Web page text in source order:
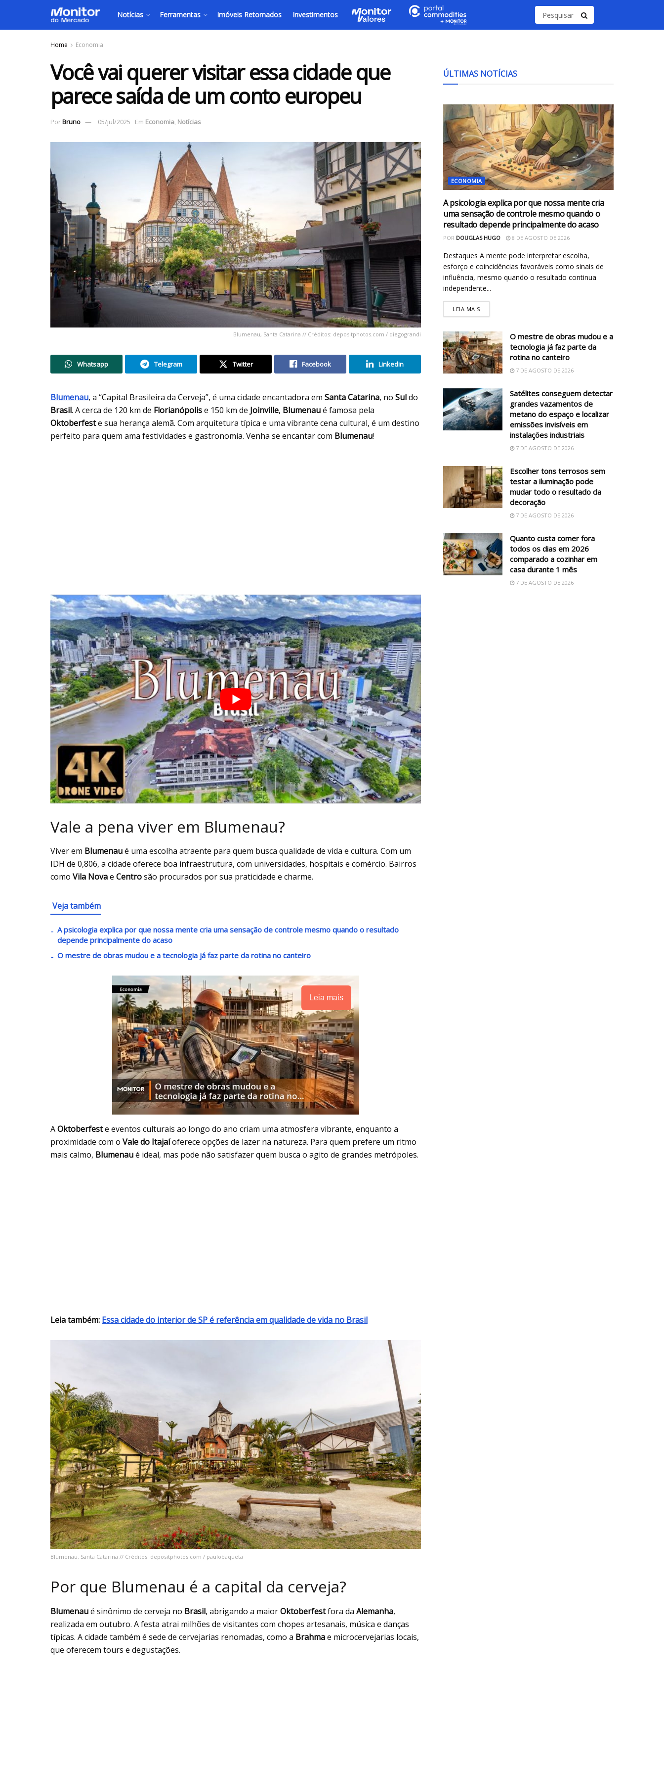
Notícias Ferramentas Imóveis Retomados Investimentos
Home Economia
Você vai querer visitar essa cidade que
parece saída de um conto europeu
PorBruno 05/jul/2025 Em Economia, Notícias
Blumenau, Santa Catarina // Créditos: depositphotos.com / diegograndi
Whatsapp Telegram Twitter Facebook Linkedin
Blumenau, a “Capital Brasileira da Cerveja”, é uma cidade encantadora em Santa Catarina, no Suldo
Brasil. A cerca de 120 km de Florianópolise 150 km de Joinville, Blumenaué famosa pela
Oktoberfeste sua herança alemã. Com arquitetura típica e uma vibrante cena cultural, é um destino
perfeito para quem ama festividades e gastronomia. Venha se encantar com Blumenau!
Vale a pena viver em Blumenau?
Viver em Blumenaué uma escolha atraente para quem busca qualidade de vida e cultura. Com um
IDH de 0,806, a cidade oferece boa infraestrutura, com universidades, hospitais e comércio. Bairros
como Vila Novae Centrosão procurados por sua praticidade e charme.
Veja também
A psicologia explica por que nossa mente cria uma sensação de controle mesmo quando o resultado
depende principalmente do acaso
O mestre de obras mudou e a tecnologia já faz parte da rotina no canteiro
Leia mais
AOktoberfeste eventos culturais ao longo do ano criam uma atmosfera vibrante, enquanto a
proximidade com o Vale do Itajaíoferece opções de lazer na natureza. Para quem prefere um ritmo
mais calmo, Blumenaué ideal, mas pode não satisfazer quem busca o agito de grandes metrópoles.
Leia também: Essa cidade do interior de SP é referência em qualidade de vida no Brasil
Blumenau, Santa Catarina // Créditos: depositphotos.com / paulobaqueta
Por que Blumenau é a capital da cerveja?
Blumenaué sinônimo de cerveja no Brasil, abrigando a maiorOktoberfestfora da Alemanha,
realizada em outubro. A festa atrai milhões de visitantes com chopes artesanais, música e danças
típicas. A cidade também é sede de cervejarias renomadas, como a Brahmae microcervejarias locais,
que oferecem tours e degustações.
ÚLTIMAS NOTÍCIAS
ECONOMIA
A psicologia explica por que nossa mente cria
uma sensação de controle mesmo quando o
resultado depende principalmente do acaso
POR DOUGLAS HUGO 8 DE AGOSTO DE 2026
Destaques A mente pode interpretar escolha,
esforço e coincidências favoráveis como sinais de
influência, mesmo quando o resultado continua
independente...
LEIA MAIS
O mestre de obras mudou e a
tecnologia já faz parte da
rotina no canteiro
7 DE AGOSTO DE 2026
Satélites conseguem detectar
grandes vazamentos de
metano do espaço e localizar
emissões invisíveis em
instalações industriais
7 DE AGOSTO DE 2026
Escolher tons terrosos sem
testar a iluminação pode
mudar todo o resultado da
decoração
7 DE AGOSTO DE 2026
Quanto custa comer fora
todos os dias em 2026
comparado a cozinhar em
casa durante 1 mês
7 DE AGOSTO DE 2026